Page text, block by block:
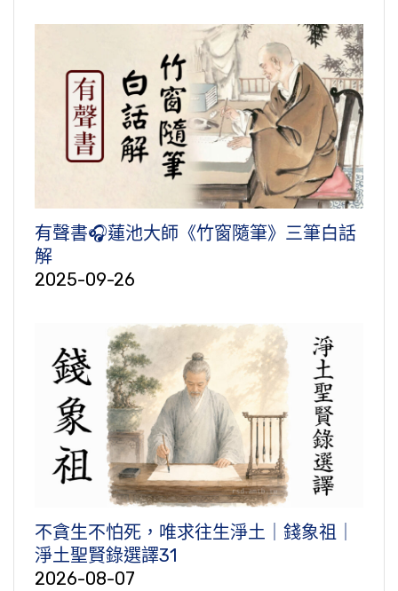
有聲書🎧蓮池大師《竹窗隨筆》三筆白話
解
2025-09-26
不貪生不怕死，唯求往生淨土｜錢象祖｜
淨土聖賢錄選譯31
2026-08-07